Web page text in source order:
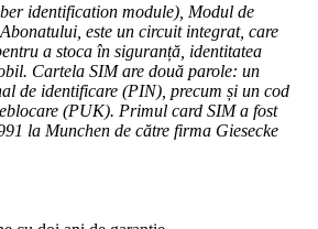
identification module), Modul de
este un circuit integrat, care
a stoca în siguranță, identitatea
Cartela SIM are două parole: un
de identificare (PIN), precum și un cod
(PUK). Primul card SIM a fost
la Munchen de către firma Giesecke